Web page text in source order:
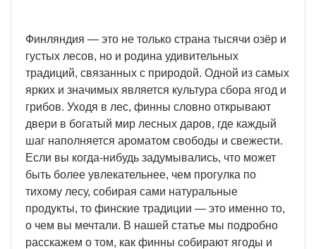
Финляндия — это не только страна тысячи озёр и
густых лесов, но и родина удивительных
традиций, связанных с природой. Одной из самых
ярких и значимых является культура сбора ягод и
грибов. Уходя в лес, финны словно открывают
двери в богатый мир лесных даров, где каждый
шаг наполняется ароматом свободы и свежести.
Если вы когда-нибудь задумывались, что может
быть более увлекательнее, чем прогулка по
тихому лесу, собирая сами натуральные
продукты, то финские традиции — это именно то,
о чем вы мечтали. В нашей статье мы подробно
расскажем о том, как финны собирают ягоды и